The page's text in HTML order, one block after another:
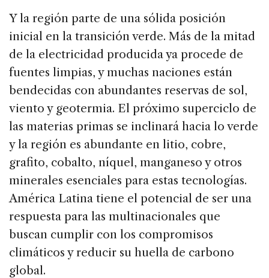
Y la región parte de una sólida posición
inicial en la transición verde. Más de la mitad
de la electricidad producida ya procede de
fuentes limpias, y muchas naciones están
bendecidas con abundantes reservas de sol,
viento y geotermia. El próximo superciclo de
las materias primas se inclinará hacia lo verde
y la región es abundante en litio, cobre,
grafito, cobalto, níquel, manganeso y otros
minerales esenciales para estas tecnologías.
América Latina tiene el potencial de ser una
respuesta para las multinacionales que
buscan cumplir con los compromisos
climáticos y reducir su huella de carbono
global.